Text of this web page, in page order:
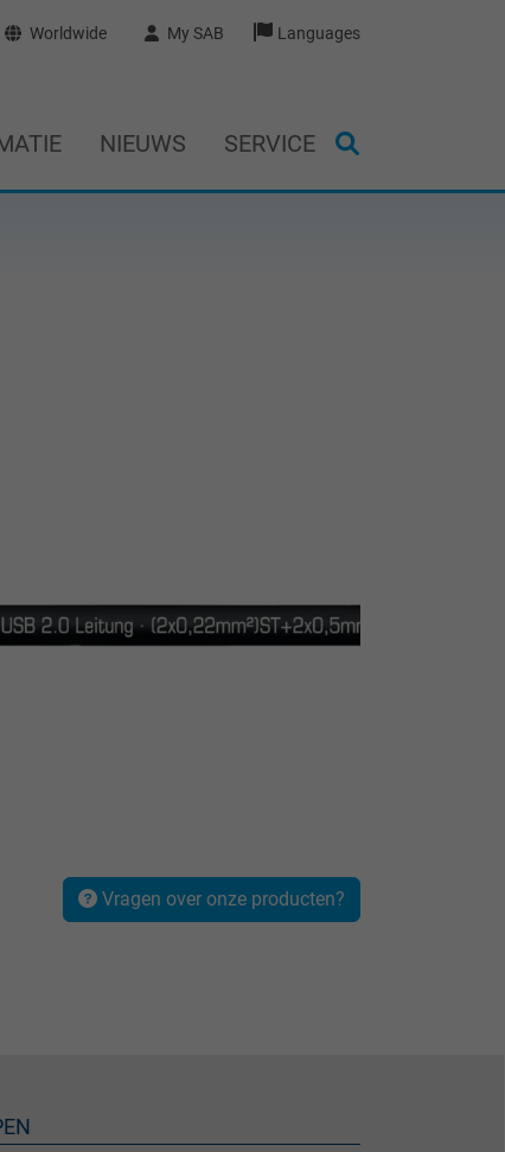
Worldwide My SAB Languages
NIEUWS SERVICE
Vragen over onze producten?